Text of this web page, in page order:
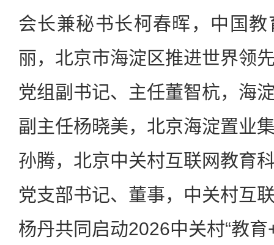
会长兼秘书长柯春晖，中国
丽，北京市海淀区推进世界领
党组副书记、主任董智杭，海
副主任杨晓美，北京海淀置业
孙腾，北京中关村互联网教育
党支部书记、董事，中关村互
杨丹共同启动2026中关村“教育